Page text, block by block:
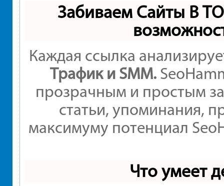
Забиваем Сайты В
Каждая ссылка
Трафик и SMM.
прозрачным и простым
статьи, упоминания,
максимуму потенциал
Что умеет